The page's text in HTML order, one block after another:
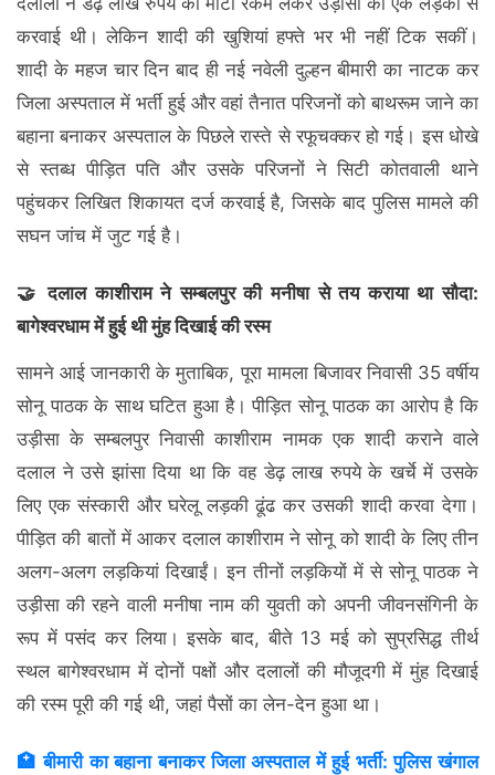
करवाई थी। लेकिन शादी की खुशियां हफ्ते भर भी नहीं टिक सकीं।
शादी के महज चार दिन बाद ही नई नवेली दुल्हन बीमारी का नाटक कर
जिला अस्पताल में भर्ती हुई और वहां तैनात परिजनों को बाथरूम जाने का
बहाना बनाकर अस्पताल के पिछले रास्ते से रफूचक्कर हो गई। इस धोखे
से स्तब्ध पीड़ित पति और उसके परिजनों ने सिटी कोतवाली थाने
पहुंचकर लिखित शिकायत दर्ज करवाई है, जिसके बाद पुलिस मामले की
सघन जांच में जुट गई है।
🤝 दलाल काशीराम ने सम्बलपुर की मनीषा से तय कराया था सौदा:
बागेश्वरधाम में हुई थी मुंह दिखाई की रस्म
सामने आई जानकारी के मुताबिक, पूरा मामला बिजावर निवासी 35 वर्षीय
सोनू पाठक के साथ घटित हुआ है। पीड़ित सोनू पाठक का आरोप है कि
उड़ीसा के सम्बलपुर निवासी काशीराम नामक एक शादी कराने वाले
दलाल ने उसे झांसा दिया था कि वह डेढ़ लाख रुपये के खर्चे में उसके
लिए एक संस्कारी और घरेलू लड़की ढूंढ कर उसकी शादी करवा देगा।
पीड़ित की बातों में आकर दलाल काशीराम ने सोनू को शादी के लिए तीन
अलग-अलग लड़कियां दिखाईं। इन तीनों लड़कियों में से सोनू पाठक ने
उड़ीसा की रहने वाली मनीषा नाम की युवती को अपनी जीवनसंगिनी के
रूप में पसंद कर लिया। इसके बाद, बीते 13 मई को सुप्रसिद्ध तीर्थ
स्थल बागेश्वरधाम में दोनों पक्षों और दलालों की मौजूदगी में मुंह दिखाई
की रस्म पूरी की गई थी, जहां पैसों का लेन-देन हुआ था।
🏥 बीमारी का बहाना बनाकर जिला अस्पताल में हुई भर्ती: पुलिस खंगाल